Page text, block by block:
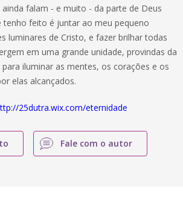
falam - e muito - da parte de Deus
tenho feito é juntar ao meu pequeno
luminares de Cristo, e fazer brilhar todas
em uma grande unidade, provindas da
iluminar as mentes, os corações e os
elas alcançados.
25dutra.wix.com/eternidade
Fale com o autor